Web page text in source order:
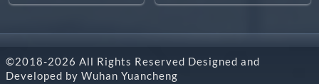
东北制造网 药智通
©2018-2026 All Rights Reserved Designed and
Developed by Wuhan Yuancheng